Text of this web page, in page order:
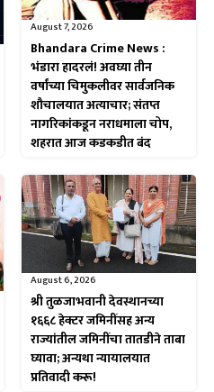
August 7, 2026
Bhandara Crime News :
भंडारा हादरलं! अवघ्या तीन
वर्षांच्या चिमुकलीवर सार्वजनिक
शौचालयात अत्याचार; संतप्त
नागरिकांकडून नराधमाला चोप,
शहरात आज कडकडीत बंद
August 6, 2026
श्री तुळजाभवानी देवस्थानच्या
१६६८ हेक्टर जमिनींसह अन्य
राज्यांतील जमिनींचा तातडीने ताबा
घ्यावा; अन्यथा न्यायालयात
प्रतिवादी करू!